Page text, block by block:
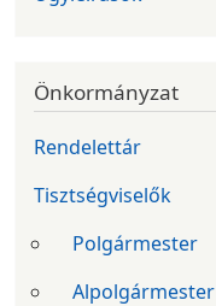
Önkormányzat
Rendelettár
Tisztségviselők
Polgármester
Alpolgármester